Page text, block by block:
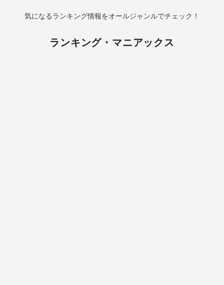
気になるランキング情報をオールジャンルでチェック！
ランキング・マニアックス